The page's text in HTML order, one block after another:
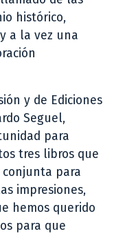
histórico,
a la vez una
y de Ediciones
Seguel,
para
tres libros que
para
impresiones,
hemos querido
para que